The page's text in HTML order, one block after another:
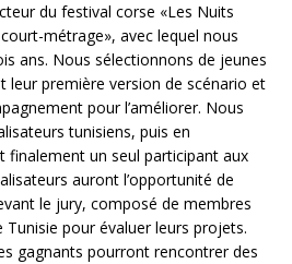
du festival corse «Les Nuits
métrage», avec lequel nous
ans. Nous sélectionnons de jeunes
leur première version de scénario et
pour l’améliorer. Nous
tunisiens, puis en
finalement un seul participant aux
auront l’opportunité de
le jury, composé de membres
Tunisie pour évaluer leurs projets.
gagnants pourront rencontrer des